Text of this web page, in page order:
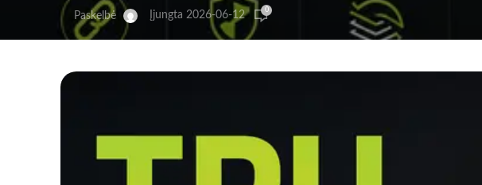
Paskelbė Įjungta 2026-06-12 0